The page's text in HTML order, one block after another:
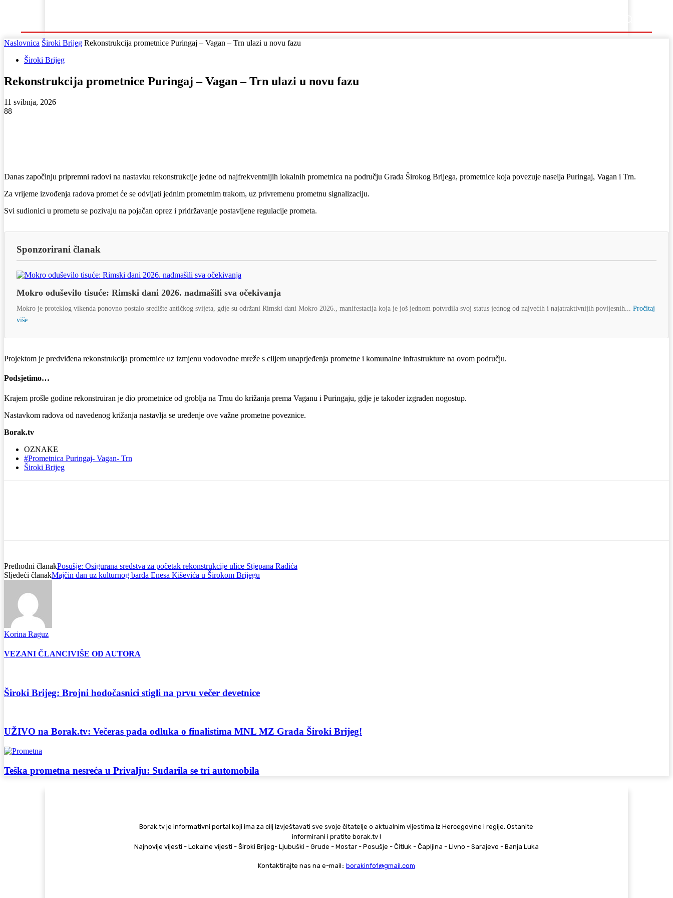
Naslovnica Široki Brijeg Rekonstrukcija prometnice Puringaj – Vagan – Trn ulazi u novu fazu
Široki Brijeg
Rekonstrukcija prometnice Puringaj – Vagan – Trn ulazi u novu fazu
11 svibnja, 2026
88
Danas započinju pripremni radovi na nastavku rekonstrukcije jedne od najfrekventnijih lokalnih prometnica na području Grada Širokog Brijega, prometnice koja povezuje naselja Puringaj, Vagan i Trn.
Za vrijeme izvođenja radova promet će se odvijati jednim prometnim trakom, uz privremenu prometnu signalizaciju.
Svi sudionici u prometu se pozivaju na pojačan oprez i pridržavanje postavljene regulacije prometa.
Sponzorirani članak
Mokro oduševilo tisuće: Rimski dani 2026. nadmašili sva očekivanja
Mokro je proteklog vikenda ponovno postalo središte antičkog svijeta, gdje su održani Rimski dani Mokro 2026., manifestacija koja je još jednom potvrdila svoj status jednog od najvećih i najatraktivnijih povijesnih... Pročitaj
više
Projektom je predviđena rekonstrukcija prometnice uz izmjenu vodovodne mreže s ciljem unaprjeđenja prometne i komunalne infrastrukture na ovom području.
Podsjetimo…
Krajem prošle godine rekonstruiran je dio prometnice od groblja na Trnu do križanja prema Vaganu i Puringaju, gdje je također izgrađen nogostup.
Nastavkom radova od navedenog križanja nastavlja se uređenje ove važne prometne poveznice.
Borak.tv
OZNAKE
#Prometnica Puringaj- Vagan- Trn
Široki Brijeg
Prethodni članakPosušje: Osigurana sredstva za početak rekonstrukcije ulice Stjepana Radića
Sljedeći članakMajčin dan uz kulturnog barda Enesa Kiševića u Širokom Brijegu
Korina Raguz
VEZANI ČLANCIVIŠE OD AUTORA
Široki Brijeg: Brojni hodočasnici stigli na prvu večer devetnice
UŽIVO na Borak.tv: Večeras pada odluka o finalistima MNL MZ Grada Široki Brijeg!
Teška prometna nesreća u Privalju: Sudarila se tri automobila
Borak.tv je informativni portal koji ima za cilj izvještavati sve svoje čitatelje o aktualnim vijestima iz Hercegovine i regije. Ostanite
informirani i pratite borak.tv !
Najnovije vijesti - Lokalne vijesti - Široki Brijeg- Ljubuški - Grude - Mostar - Posušje - Čitluk - Čapljina - Livno - Sarajevo - Banja Luka
Kontaktirajte nas na e-mail:: borakinfo1@gmail.com